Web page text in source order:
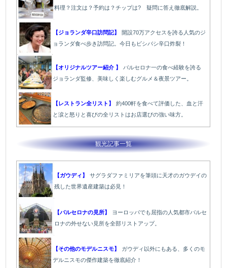
料理？注文は？予約は？チップは? 疑問に答え徹底解説。
【ジョランダ辛口訪問記】
開設70万アクセスを誇る人気のジ
ョランダ食べ歩き訪問記。今日もビシバシ辛口炸裂！
【オリジナルツアー紹介 】
バルセロナ一の食べ経験を誇る
ジョランダ監修、美味しく楽しむグルメ＆夜景ツアー。
【レストラン全リスト】
約400軒を食べて評価した、血と汗
と涙と怒りと喜びの全リストはお店選びの強い味方。
観光記事一覧
【ガウディ】
サグラダファミリアを筆頭に天才のガウデイの
残した世界遺産建築は必見！
【バルセロナの見所】
ヨーロッパでも屈指の人気都市バルセ
ロナの外せない見所を全部リストアップ。
【その他のモデルニスモ】
ガウディ以外にもある、多くのモ
デルニスモの傑作建築を徹底紹介！